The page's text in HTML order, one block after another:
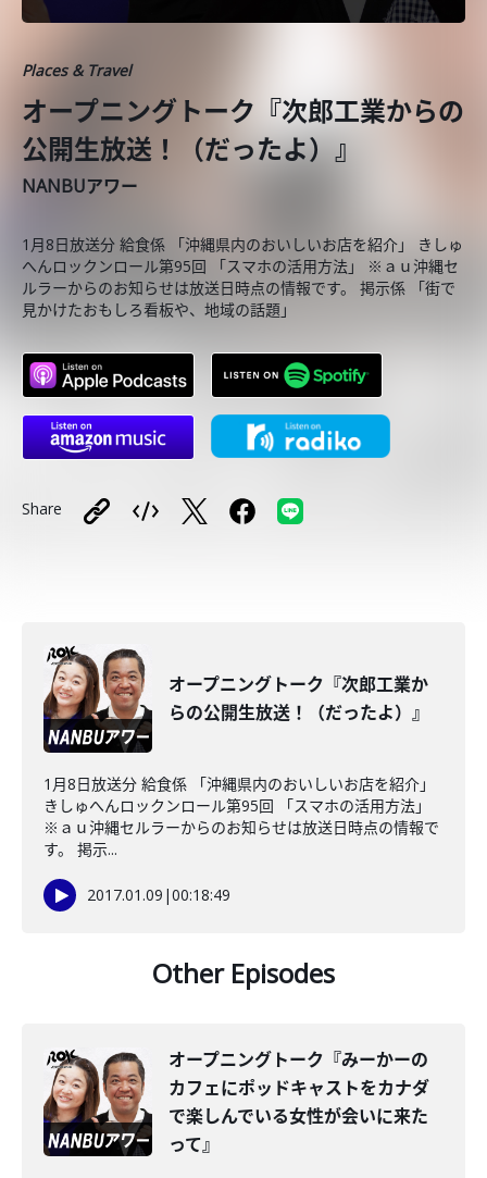
Places & Travel
オープニングトーク『次郎工業からの
公開生放送！（だったよ）』
NANBUアワー
1月8日放送分 給食係 「沖縄県内のおいしいお店を紹介」 きしゅ
へんロックンロール第95回 「スマホの活用方法」 ※ａｕ沖縄セ
ルラーからのお知らせは放送日時点の情報です。 掲示係 「街で
見かけたおもしろ看板や、地域の話題」
Share
オープニングトーク『次郎工業か
らの公開生放送！（だったよ）』
1月8日放送分 給食係 「沖縄県内のおいしいお店を紹介」
きしゅへんロックンロール第95回 「スマホの活用方法」
※ａｕ沖縄セルラーからのお知らせは放送日時点の情報で
す。 掲示...
2017.01.09 |00:18:49
Other Episodes
オープニングトーク『みーかーの
カフェにポッドキャストをカナダ
で楽しんでいる女性が会いに来た
って』